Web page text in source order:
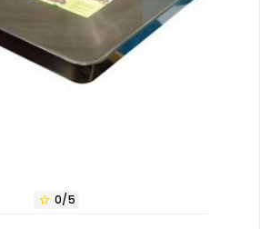
 0/5